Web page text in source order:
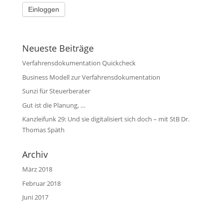
Neueste Beiträge
Verfahrensdokumentation Quickcheck
Business Modell zur Verfahrensdokumentation
Sunzi für Steuerberater
Gut ist die Planung, …
Kanzleifunk 29: Und sie digitalisiert sich doch – mit StB Dr.
Thomas Späth
Archiv
März 2018
Februar 2018
Juni 2017